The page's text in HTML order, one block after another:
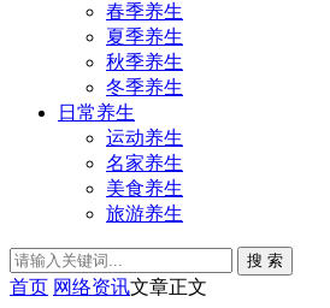
春季养生
夏季养生
秋季养生
冬季养生
日常养生
运动养生
名家养生
美食养生
旅游养生
搜 索
首页 网络资讯文章正文